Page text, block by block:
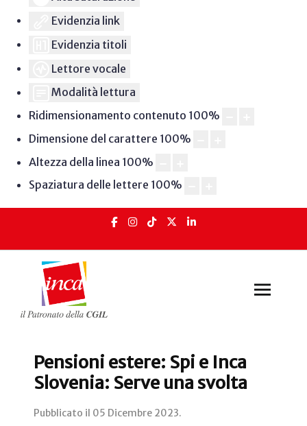
Evidenzia link
Evidenzia titoli
Lettore vocale
Modalità lettura
Ridimensionamento contenuto 100%
Dimensione del carattere 100%
Altezza della linea 100%
Spaziatura delle lettere 100%
Pensioni estere: Spi e Inca
Slovenia: Serve una svolta
Pubblicato il 05 Dicembre 2023.